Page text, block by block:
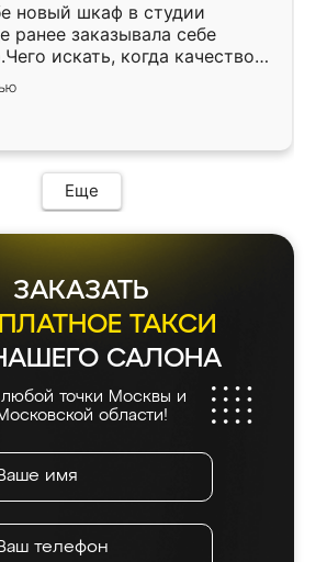
новый шкаф в студии
ранее заказывала себе
искать, когда качеством
Служит кухня уже почти
нет.
Еще
ЗАКАЗАТЬ
ТАКСИ
САЛОНА
точки Москвы и
области!